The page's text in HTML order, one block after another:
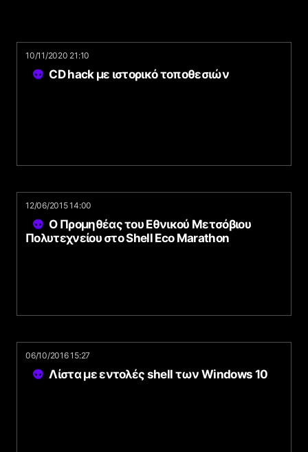
10/11/2020 21:10
CD hack με ιστορικό τοποθεσιών
12/06/2015 14:00
Ο Προμηθέας του Εθνικού Μετσόβιου
Πολυτεχνείου στο Shell Eco Marathon
06/10/2016 15:27
Λίστα με εντολές shell των Windows 10